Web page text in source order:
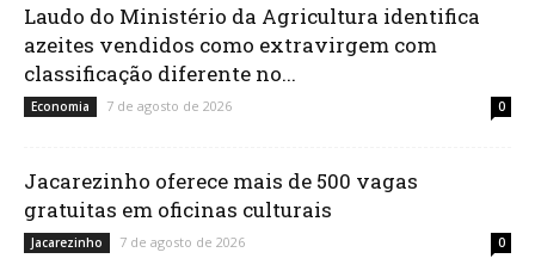
Laudo do Ministério da Agricultura identifica
azeites vendidos como extravirgem com
classificação diferente no...
Economia 7 de agosto de 2026 0
Jacarezinho oferece mais de 500 vagas
gratuitas em oficinas culturais
Jacarezinho 7 de agosto de 2026 0